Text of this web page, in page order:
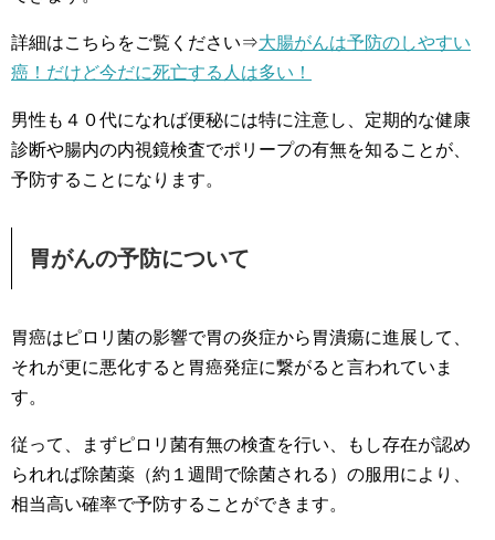
詳細はこちらをご覧ください⇒大腸がんは予防のしやすい
癌！だけど今だに死亡する人は多い！
男性も４０代になれば便秘には特に注意し、定期的な健康
診断や腸内の内視鏡検査でポリープの有無を知ることが、
予防することになります。
胃がんの予防について
胃癌はピロリ菌の影響で胃の炎症から胃潰瘍に進展して、
それが更に悪化すると胃癌発症に繋がると言われていま
す。
従って、まずピロリ菌有無の検査を行い、もし存在が認め
られれば除菌薬（約１週間で除菌される）の服用により、
相当高い確率で予防することができます。